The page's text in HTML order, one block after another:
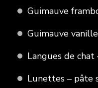
Guimauve
Guimauve vanille
Langues de chat
Lunettes – pâte